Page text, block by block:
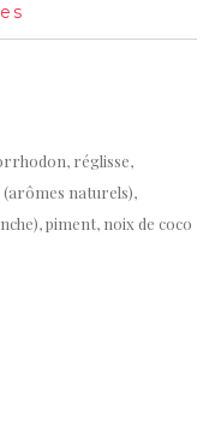
réglisse,
(arômes naturels),
piment, noix de coco